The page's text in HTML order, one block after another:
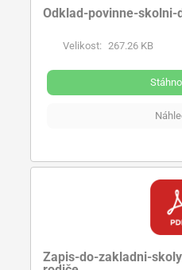
Odklad-povinne-skolni-
Velikost: 267.26 KB
Zapis-do-zakladni-